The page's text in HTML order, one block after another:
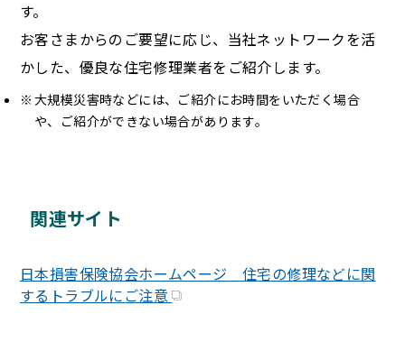
す。
お客さまからのご要望に応じ、当社ネットワークを活
かした、優良な住宅修理業者をご紹介します。
大規模災害時などには、ご紹介にお時間をいただく場合
や、ご紹介ができない場合があります。
関連サイト
日本損害保険協会ホームページ 住宅の修理などに関
するトラブルにご注意